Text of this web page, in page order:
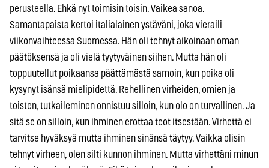
perusteella. Ehkä nyt toimisin toisin. Vaikea sanoa.
Samantapaista kertoi italialainen ystäväni, joka vieraili
viikonvaihteessa Suomessa. Hän oli tehnyt aikoinaan oman
päätöksensä ja oli vielä tyytyväinen siihen. Mutta hän oli
toppuutellut poikaansa päättämästä samoin, kun poika oli
kysynyt isänsä mielipidettä. Rehellinen virheiden, omien ja
toisten, tutkaileminen onnistuu silloin, kun olo on turvallinen. Ja
sitä se on silloin, kun ihminen erottaa teot itsestään. Virhettä ei
tarvitse hyväksyä mutta ihminen sinänsä täytyy. Vaikka olisin
tehnyt virheen, olen silti kunnon ihminen. Mutta virhettäni minun